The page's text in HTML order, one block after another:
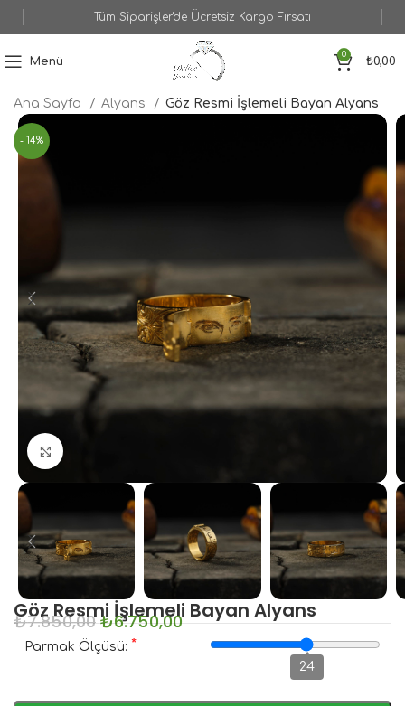
Tüm Siparişler'de Ücretsiz Kargo Fırsatı
Menü
0
₺0,00
Ana Sayfa Alyans Göz Resmi İşlemeli Bayan Alyans
- 14%
Göz Resmi İşlemeli Bayan Alyans
₺7.850,00 ₺6.750,00
Parmak Ölçüsü: *
24